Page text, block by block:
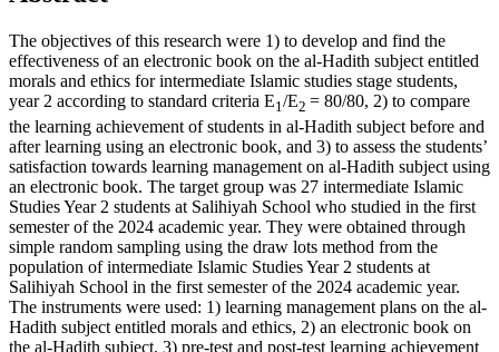
The objectives of this research were 1) to develop and find the
effectiveness of an electronic book on the al-Hadith subject entitled
morals and ethics for intermediate Islamic studies stage students,
year 2 according to standard criteria E1/E2 = 80/80, 2) to compare
the learning achievement of students in al-Hadith subject before and
after learning using an electronic book, and 3) to assess the students’
satisfaction towards learning management on al-Hadith subject using
an electronic book. The target group was 27 intermediate Islamic
Studies Year 2 students at Salihiyah School who studied in the first
semester of the 2024 academic year. They were obtained through
simple random sampling using the draw lots method from the
population of intermediate Islamic Studies Year 2 students at
Salihiyah School in the first semester of the 2024 academic year.
The instruments were used: 1) learning management plans on the al-
Hadith subject entitled morals and ethics, 2) an electronic book on
the al-Hadith subject, 3) pre-test and post-test learning achievement